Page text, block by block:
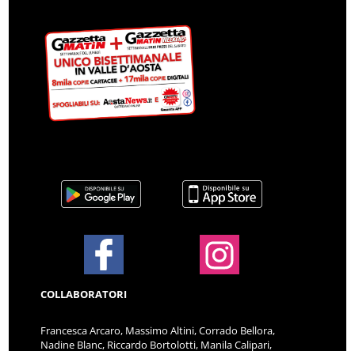
COLLABORATORI
Francesca Arcaro, Massimo Altini, Corrado Bellora,
Nadine Blanc, Riccardo Bortolotti, Manila Calipari,